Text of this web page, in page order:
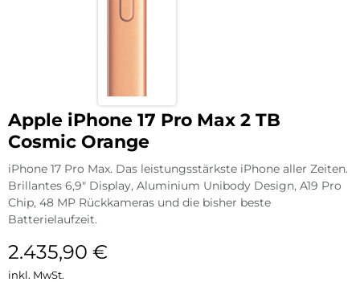
Apple iPhone 17 Pro Max 2 TB
Cosmic Orange
iPhone 17 Pro Max. Das leistungsstärkste iPhone aller Zeiten.
Brillantes 6,9″ Display, Aluminium Unibody Design, A19 Pro
Chip, 48 MP Rückkameras und die bisher beste
Batterielaufzeit.
2.435,90 €
inkl. MwSt.